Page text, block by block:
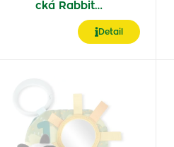
cká Rabbit…
Detail